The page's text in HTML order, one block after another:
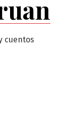
cuentos